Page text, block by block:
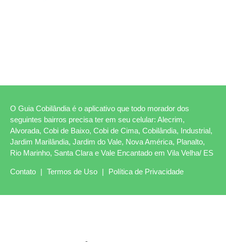
O Guia Cobilândia é o aplicativo que todo morador dos
seguintes bairros precisa ter em seu celular: Alecrim,
Alvorada, Cobi de Baixo, Cobi de Cima, Cobilândia, Industrial,
Jardim Marilândia, Jardim do Vale, Nova América, Planalto,
Rio Marinho, Santa Clara e Vale Encantado em Vila Velha/ ES
Contato | Termos de Uso | Política de Privacidade